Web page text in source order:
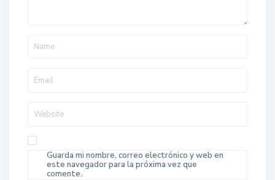
Guarda mi nombre, correo electrónico y web en
este navegador para la próxima vez que
comente.